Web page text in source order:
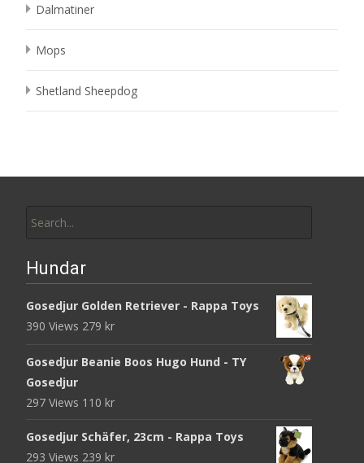
Dalmatiner
Mops
Shetland Sheepdog
for:
Hundar
Gosedjur Golden Retriever - Rappa Toys
390 Views 279 kr
Gosedjur Beanie Boos Hugo Hund - TY
Gosedjur
297 Views 110 kr
Gosedjur Schäfer, 23cm - Rappa Toys
293 Views 239 kr